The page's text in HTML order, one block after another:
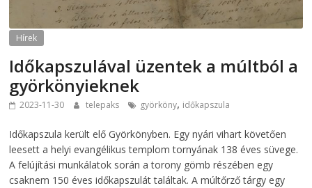
Hírek
Időkapszulával üzentek a múltból a
györkönyieknek
2023-11-30 telepaks györköny, időkapszula
Időkapszula került elő Györkönyben. Egy nyári vihart követően
leesett a helyi evangélikus templom tornyának 138 éves süvege.
A felújítási munkálatok során a torony gömb részében egy
csaknem 150 éves időkapszulát találtak. A múltőrző tárgy egy